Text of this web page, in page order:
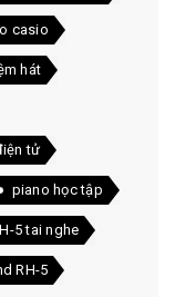
casio
hát
tử
piano học tập
5 tai nghe
RH-5